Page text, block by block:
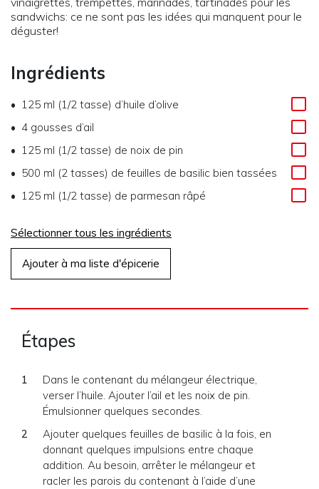
sandwichs: ce ne sont pas les idées qui manquent pour le
déguster!
Ingrédients
125 ml (1/2 tasse) d’huile d’olive
4 gousses d’ail
125 ml (1/2 tasse) de noix de pin
500 ml (2 tasses) de feuilles de basilic bien tassées
125 ml (1/2 tasse) de parmesan râpé
Sélectionner tous les ingrédients
Ajouter à ma liste d'épicerie
Étapes
Dans le contenant du mélangeur électrique,
verser l’huile. Ajouter l’ail et les noix de pin.
Émulsionner quelques secondes.
Ajouter quelques feuilles de basilic à la fois, en
donnant quelques impulsions entre chaque
addition. Au besoin, arrêter le mélangeur et
racler les parois du contenant à l’aide d’une